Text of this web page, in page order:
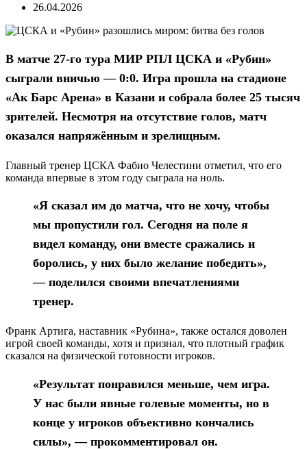
26.04.2026
В матче 27-го тура МИР РПЛ ЦСКА и «Рубин»
сыграли вничью — 0:0. Игра прошла на стадионе
«Ак Барс Арена» в Казани и собрала более 25 тысяч
зрителей. Несмотря на отсутствие голов, матч
оказался напряжённым и зрелищным.
Главный тренер ЦСКА Фабио Челестини отметил, что его
команда впервые в этом году сыграла на ноль.
«Я сказал им до матча, что не хочу, чтобы
мы пропустили гол. Сегодня на поле я
видел команду, они вместе сражались и
боролись, у них было желание победить»,
— поделился своими впечатлениями
тренер.
Франк Артига, наставник «Рубина», также остался доволен
игрой своей команды, хотя и признал, что плотный график
сказался на физической готовности игроков.
«Результат понравился меньше, чем игра.
У нас были явные голевые моменты, но в
конце у игроков объективно кончались
силы», — прокомментировал он.